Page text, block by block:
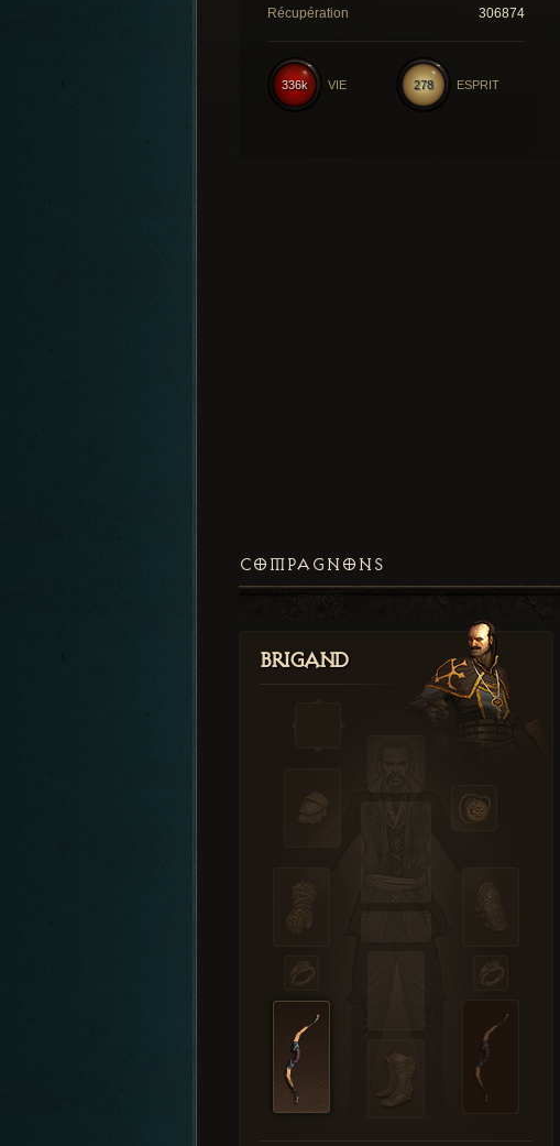
Récupération
306874
278 ESPRIT
336k VIE
COMPAGNONS
Brigand